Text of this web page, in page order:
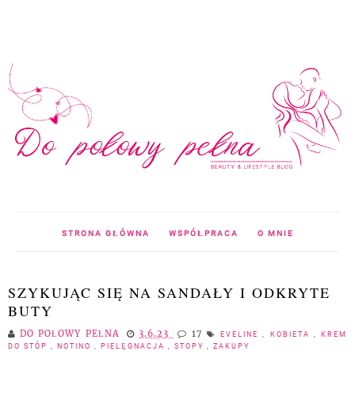
STRONA GŁÓWNA WSPÓŁPRACA O MNIE
SZYKUJĄC SIĘ NA SANDAŁY I ODKRYTE
BUTY
DO POŁOWY PEŁNA 3.6.23 17 EVELINE KOBIETA
KREM
DO STÓP
NOTINO PIELĘGNACJA STOPY ZAKUPY